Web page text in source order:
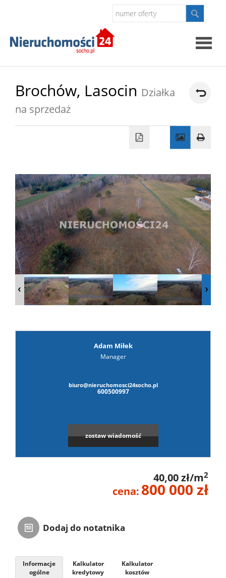
firmie
Brochów, Lasocin Działka
na sprzedaż
Adam Miłek
Manager
biuro@nieruchomosci24socho.pl
600500997
zostaw wiadomość
40,00 zł/m2
cena: 800 000 zł
Dodaj do notatnika
Informacje
ogólne
Kalkulator
kredytowy
Kalkulator
kosztów